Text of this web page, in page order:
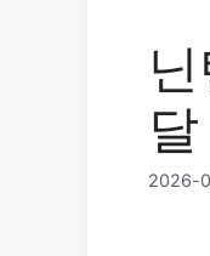
2026-